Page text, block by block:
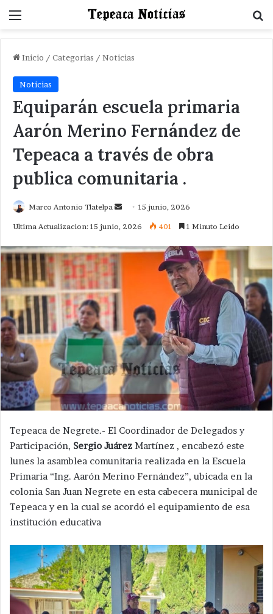
Menu
Inicio / Categorias / Noticias
Noticias
Equiparán escuela primaria
Aarón Merino Fernández de
Tepeaca a través de obra
publica comunitaria .
Marco Antonio Tlatelpa
Send15 junio, 2026
Ultima Actualizacion: 15 junio, 2026 401 1 Minuto Leido
Tepeaca de Negrete.- El Coordinador de Delegados y
Participación, Sergio Juárez Martínez , encabezó este
lunes la asamblea comunitaria realizada en la Escuela
Primaria “Ing. Aarón Merino Fernández”, ubicada en la
colonia San Juan Negrete en esta cabecera municipal de
Tepeaca y en la cual se acordó el equipamiento de esa
institución educativa